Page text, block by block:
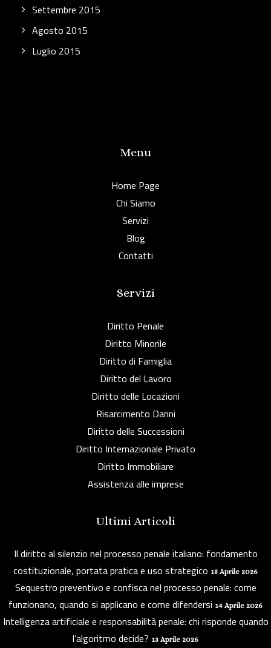
Settembre 2015
Agosto 2015
Luglio 2015
Menu
Home Page
Chi Siamo
Servizi
Blog
Contatti
Servizi
Diritto Penale
Diritto Minorile
Diritto di Famiglia
Diritto del Lavoro
Diritto delle Locazioni
Risarcimento Danni
Diritto delle Successioni
Diritto Internazionale Privato
Diritto Immobiliare
Assistenza alle imprese
Ultimi Articoli
Il diritto al silenzio nel processo penale italiano: fondamento
costituzionale, portata pratica e uso strategico 15 Aprile 2026
Sequestro preventivo e confisca nel processo penale: come
funzionano, quando si applicano e come difendersi 14 Aprile 2026
Intelligenza artificiale e responsabilità penale: chi risponde quando
l’algoritmo decide? 13 Aprile 2026